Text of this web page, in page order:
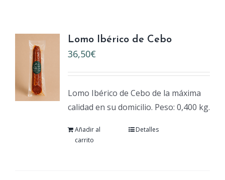
Lomo Ibérico de Cebo
36,50€
Lomo Ibérico de Cebo de la máxima
calidad en su domicilio. Peso: 0,400 kg.
Añadir al
carrito
Detalles